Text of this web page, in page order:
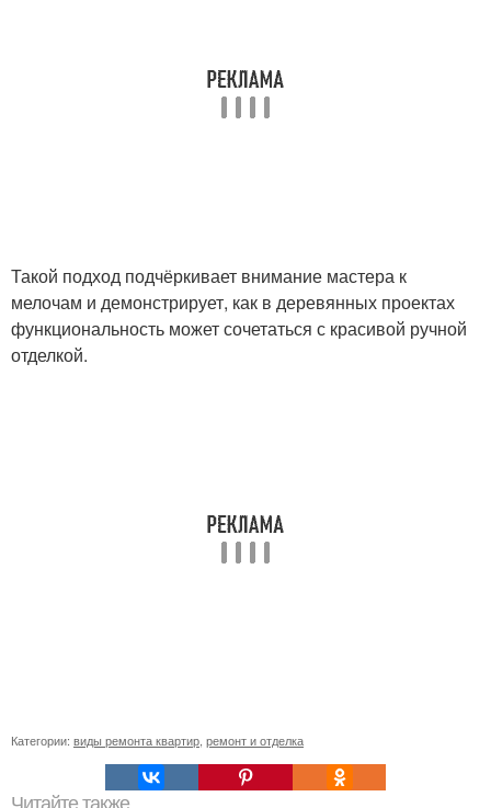
Такой подход подчёркивает внимание мастера к
мелочам и демонстрирует, как в деревянных проектах
функциональность может сочетаться с красивой ручной
отделкой.
Категории: виды ремонта квартир ремонт и отделка
Читайте также